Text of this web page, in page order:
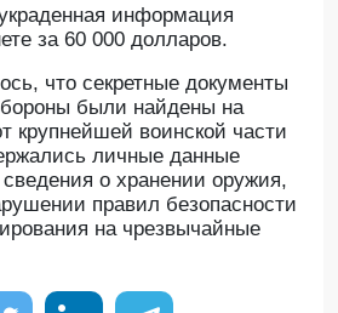
информация
за 60 000 долларов.
что секретные документы
были найдены на
крупнейшей воинской части
личные данные
о хранении оружия,
правил безопасности
на чрезвычайные